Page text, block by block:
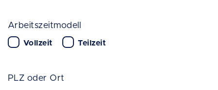
Arbeitszeitmodell
Vollzeit Teilzeit
Umkreissuche
PLZ oder Ort